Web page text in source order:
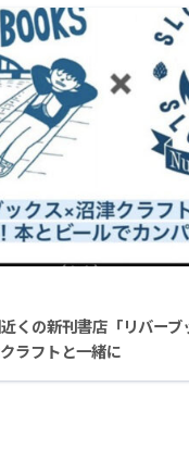
近くの新刊書店「リバーブ
ラフトと一緒に